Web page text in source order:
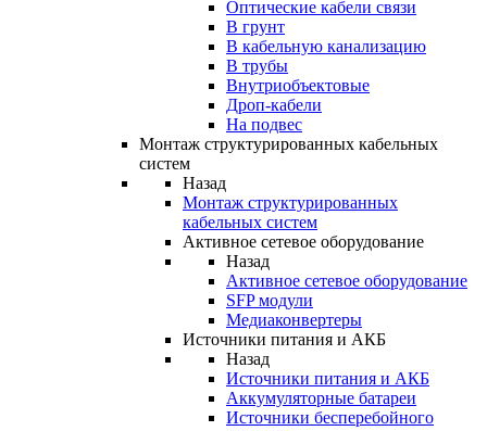
Оптические кабели связи
В грунт
В кабельную канализацию
В трубы
Внутриобъектовые
Дроп-кабели
На подвес
Монтаж структурированных кабельных
систем
Назад
Монтаж структурированных
кабельных систем
Активное сетевое оборудование
Назад
Активное сетевое оборудование
SFP модули
Медиаконвертеры
Источники питания и АКБ
Назад
Источники питания и АКБ
Аккумуляторные батареи
Источники бесперебойного